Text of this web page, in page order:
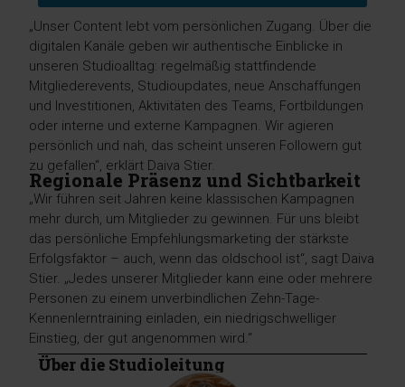
„Unser Content lebt vom persönlichen Zugang. Über die
digitalen Kanäle geben wir authentische Einblicke in
unseren Studioalltag: regelmäßig stattfindende
Mitgliederevents, Studioupdates, neue Anschaffungen
und Investitionen, Aktivitäten des Teams, Fortbildungen
oder interne und externe Kampagnen. Wir agieren
persönlich und nah, das scheint unseren Followern gut
zu gefallen“, erklärt Daiva Stier.
Regionale Präsenz und Sichtbarkeit
„Wir führen seit Jahren keine klassischen Kampagnen
mehr durch, um Mitglieder zu gewinnen. Für uns bleibt
das persönliche Empfehlungsmarketing der stärkste
Erfolgsfaktor – auch, wenn das oldschool ist“, sagt Daiva
Stier. „Jedes unserer Mitglieder kann eine oder mehrere
Personen zu einem unverbindlichen Zehn-Tage-
Kennenlerntraining einladen, ein niedrigschwelliger
Einstieg, der gut angenommen wird.“
Über die Studioleitung